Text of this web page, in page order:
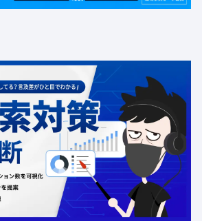
12.31 00:00
動向・AI検索対策に関する無料相談